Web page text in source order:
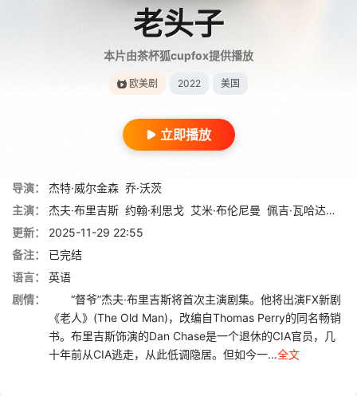
老头子
本片由茶杯狐cupfox提供播放
欧美剧 2022 美国
立即播放
导演： 杰特·威尔金森 乔·沃茨
主演：
杰夫·布里吉斯 约翰·利思戈 艾米·布伦尼曼 佩吉·瓦哈达特
更新：
2025-11-29 22:55
备注：
已完结
语言：
英语
剧情：
“督爷”杰夫·布里吉斯将首次主演剧集。他将出演FX新剧
《老人》(The Old Man)，改编自Thomas Perry的同名畅销
书。布里吉斯饰演的Dan Chase是一个退休的CIA官员，几
十年前从CIA逃走，从此低调隐居。但如今一...全文